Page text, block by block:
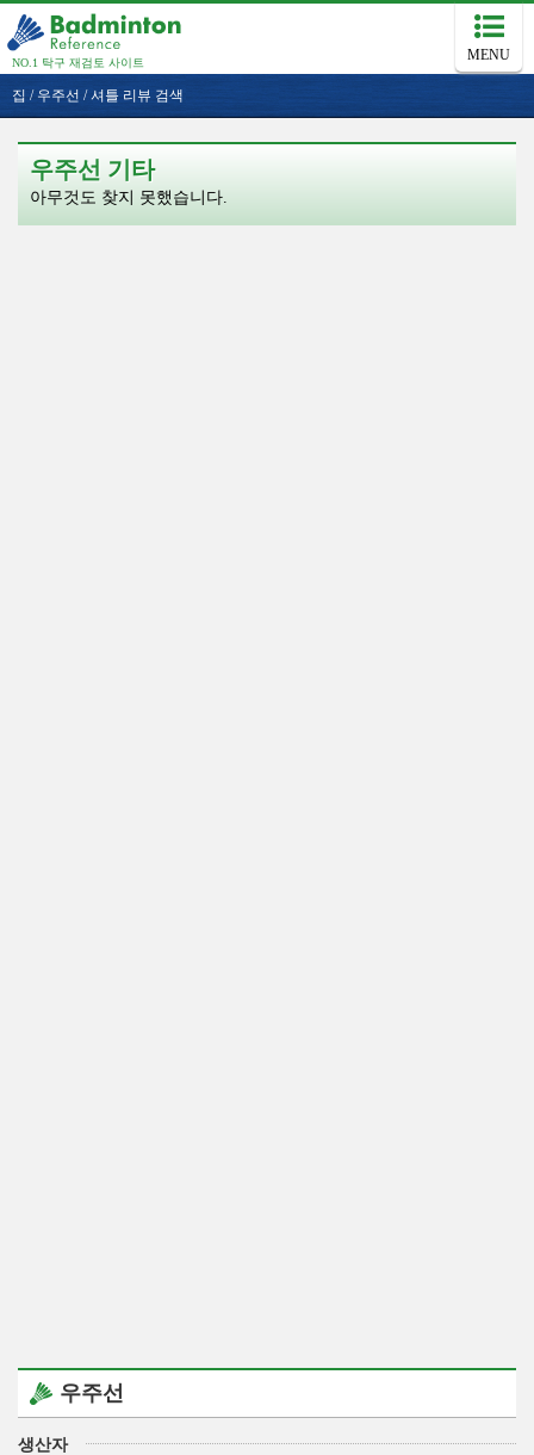
NO.1 탁구 재검토 사이트 MENU
집 / 우주선 /셔틀 리뷰 검색
우주선 기타
아무것도 찾지 못했습니다.
우주선
생산자